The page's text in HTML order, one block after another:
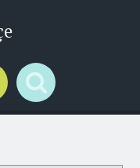
Links
Search